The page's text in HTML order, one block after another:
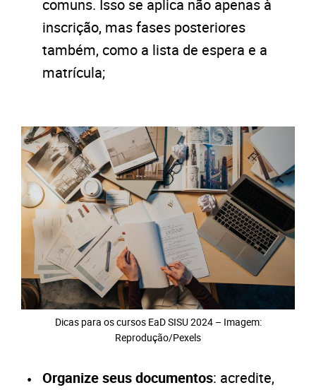
comuns. Isso se aplica não apenas à
inscrição, mas fases posteriores
também, como a lista de espera e a
matrícula;
Dicas para os cursos EaD SISU 2024 – Imagem:
Reprodução/Pexels
Organize seus documentos: acredite,